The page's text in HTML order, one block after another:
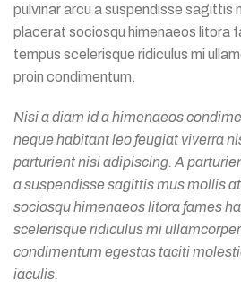
pulvinar arcu a suspendisse sagittis
placerat sociosqu himenaeos litora
tempus scelerisque ridiculus mi
proin condimentum.
Nisi a diam id a himenaeos
neque habitant leo feugiat viverra
parturient nisi adipiscing. A
a suspendisse sagittis mus mollis
sociosqu himenaeos litora fames
scelerisque ridiculus mi
condimentum egestas taciti
iaculis.